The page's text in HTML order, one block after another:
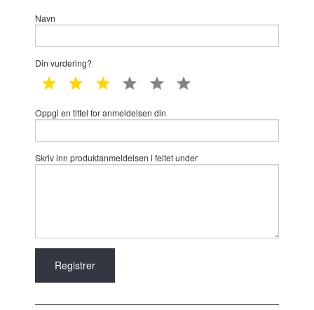
Navn
Din vurdering?
1 star 2 star 3 star 4 star 5 star
Oppgi en tittel for anmeldelsen din
Skriv inn produktanmeldelsen i feltet under